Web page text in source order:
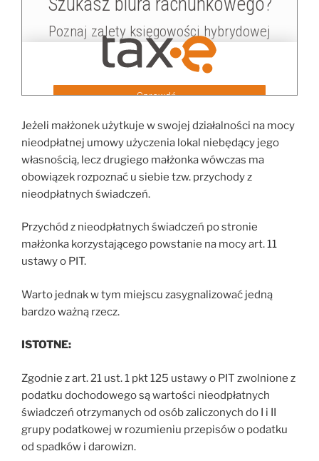
Jeżeli małżonek użytkuje w swojej działalności na mocy
nieodpłatnej umowy użyczenia lokal niebędący jego
własnością, lecz drugiego małżonka wówczas ma
obowiązek rozpoznać u siebie tzw. przychody z
nieodpłatnych świadczeń.
Przychód z nieodpłatnych świadczeń po stronie
małżonka korzystającego powstanie na mocy art. 11
ustawy o PIT.
Warto jednak w tym miejscu zasygnalizować jedną
bardzo ważną rzecz.
ISTOTNE:
Zgodnie z art. 21 ust. 1 pkt 125 ustawy o PIT zwolnione z
podatku dochodowego są wartości nieodpłatnych
świadczeń otrzymanych od osób zaliczonych do I i II
grupy podatkowej w rozumieniu przepisów o podatku
od spadków i darowizn.